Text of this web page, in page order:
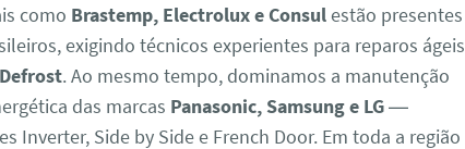
como Brastemp, Electrolux e Consulestão presentes
exigindo técnicos experientes para reparos ágeis
. Ao mesmo tempo, dominamos a manutenção
das marcas Panasonic, Samsung e LG—
Inverter, Side by Side e French Door. Em toda a região